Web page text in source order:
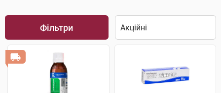
Фільтри